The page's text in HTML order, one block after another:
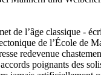
de l’âge classique -
de l’École de
redevenue
poignants des